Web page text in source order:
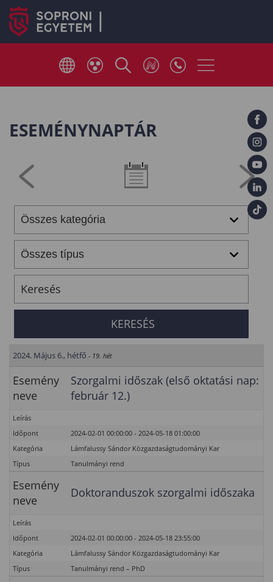
ESEMÉNYNAPTÁR
2024. Május 6., hétfő - 19. hét
Esemény
neve
Szorgalmi időszak (első oktatási nap:
február 12.)
Leírás
Időpont
2024-02-01 00:00:00 - 2024-05-18 01:00:00
Kategória
Lámfalussy Sándor Közgazdaságtudományi Kar
Típus
Tanulmányi rend
Esemény
neve
Doktoranduszok szorgalmi időszaka
Leírás
Időpont
2024-02-01 00:00:00 - 2024-05-18 23:55:00
Kategória
Lámfalussy Sándor Közgazdaságtudományi Kar
Típus
Tanulmányi rend – PhD